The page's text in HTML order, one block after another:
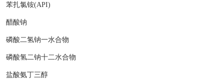
苯扎氯铵(API)
醋酸钠
磷酸二氢钠一水合物
磷酸氢二钠十二水合物
盐酸氨丁三醇